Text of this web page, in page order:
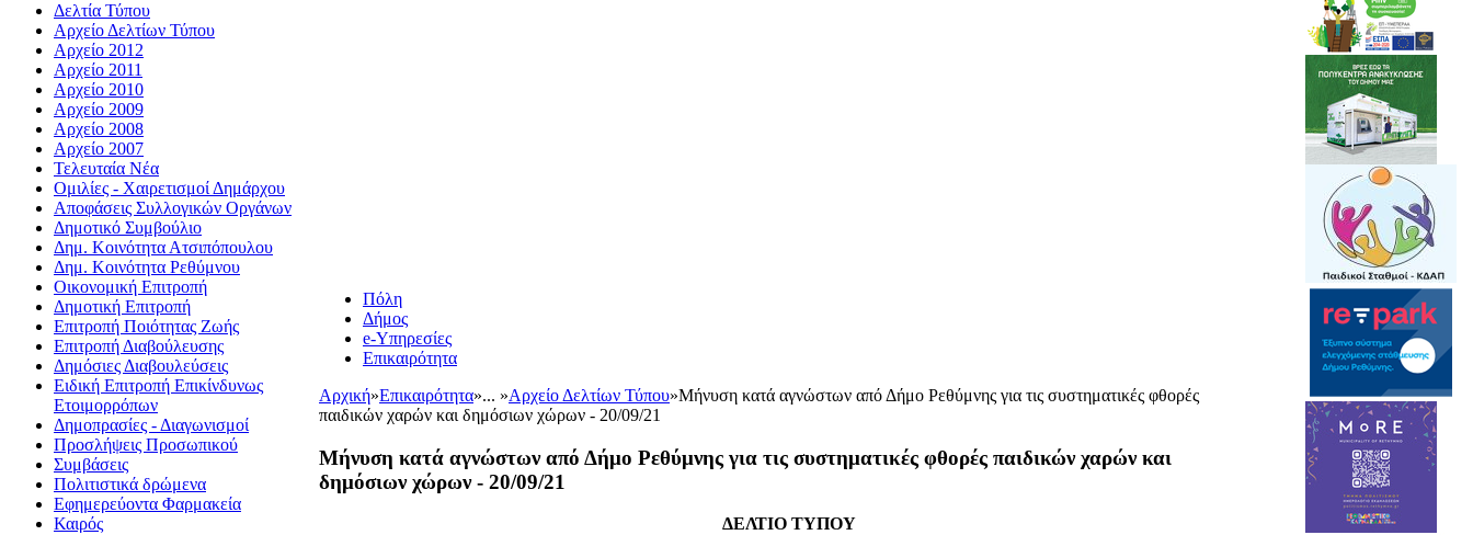
Δελτία Τύπου
Αρχείο Δελτίων Τύπου
Αρχείο 2012
Αρχείο 2011
Αρχείο 2010
Αρχείο 2009
Αρχείο 2008
Αρχείο 2007
Τελευταία Νέα
Ομιλίες - Χαιρετισμοί Δημάρχου
Αποφάσεις Συλλογικών Οργάνων
Δημοτικό Συμβούλιο
Δημ. Κοινότητα Ατσιπόπουλου
Δημ. Κοινότητα Ρεθύμνου
Οικονομική Επιτροπή
Δημοτική Επιτροπή
Επιτροπή Ποιότητας Ζωής
Επιτροπή Διαβούλευσης
Δημόσιες Διαβουλεύσεις
Ειδική Επιτροπή Επικίνδυνως
Ετοιμορρόπων
Δημοπρασίες - Διαγωνισμοί
Προσλήψεις Προσωπικού
Συμβάσεις
Πολιτιστικά δρώμενα
Εφημερεύοντα Φαρμακεία
Καιρός
Πόλη
Δήμος
e-Υπηρεσίες
Επικαιρότητα
Αρχική»Επικαιρότητα»... »Αρχείο Δελτίων Τύπου»Μήνυση κατά αγνώστων από Δήμο Ρεθύμνης για τις συστηματικές φθορές
παιδικών χαρών και δημόσιων χώρων - 20/09/21
Μήνυση κατά αγνώστων από Δήμο Ρεθύμνης για τις συστηματικές φθορές παιδικών χαρών και
δημόσιων χώρων - 20/09/21
ΔΕΛΤΙΟ ΤΥΠΟΥ